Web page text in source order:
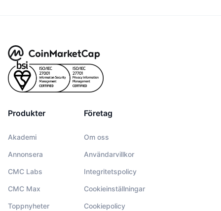
Produkter
Akademi
Annonsera
CMC Labs
CMC Max
Toppnyheter
Företag
Om oss
Användarvillkor
Integritetspolicy
Cookieinställningar
Cookiepolicy